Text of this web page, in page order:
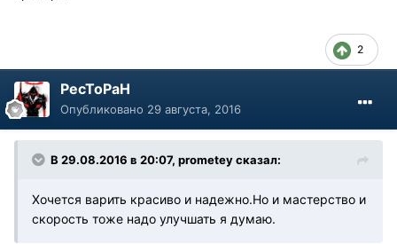
2
PecToPaH
Опубликовано 29 августа, 2016
В 29.08.2016 в 20:07, prometey сказал:
Хочется варить красиво и надежно.Но и мастерство и
скорость тоже надо улучшать я думаю.